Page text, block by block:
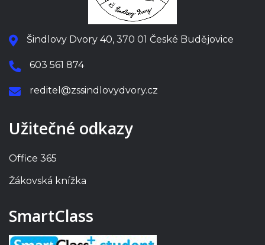
Šindlovy Dvory 40, 370 01 České Budějovice
603 561 874
reditel@zssindlovydvory.cz
Užitečné odkazy
Office 365
Žákovská knížka
SmartClass